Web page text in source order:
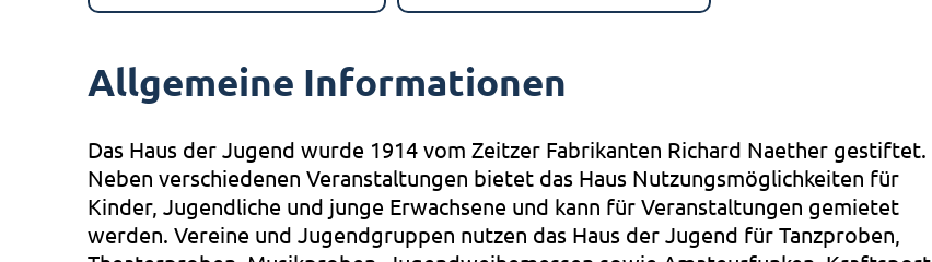
Allgemeine Informationen
Das Haus der Jugend wurde 1914 vom Zeitzer Fabrikanten Richard Naether gestiftet.
Neben verschiedenen Veranstaltungen bietet das Haus Nutzungsmöglichkeiten für
Kinder, Jugendliche und junge Erwachsene und kann für Veranstaltungen gemietet
werden. Vereine und Jugendgruppen nutzen das Haus der Jugend für Tanzproben,